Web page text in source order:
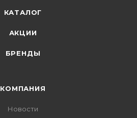
КАТАЛОГ
АКЦИИ
БРЕНДЫ
КОМПАНИЯ
Новости